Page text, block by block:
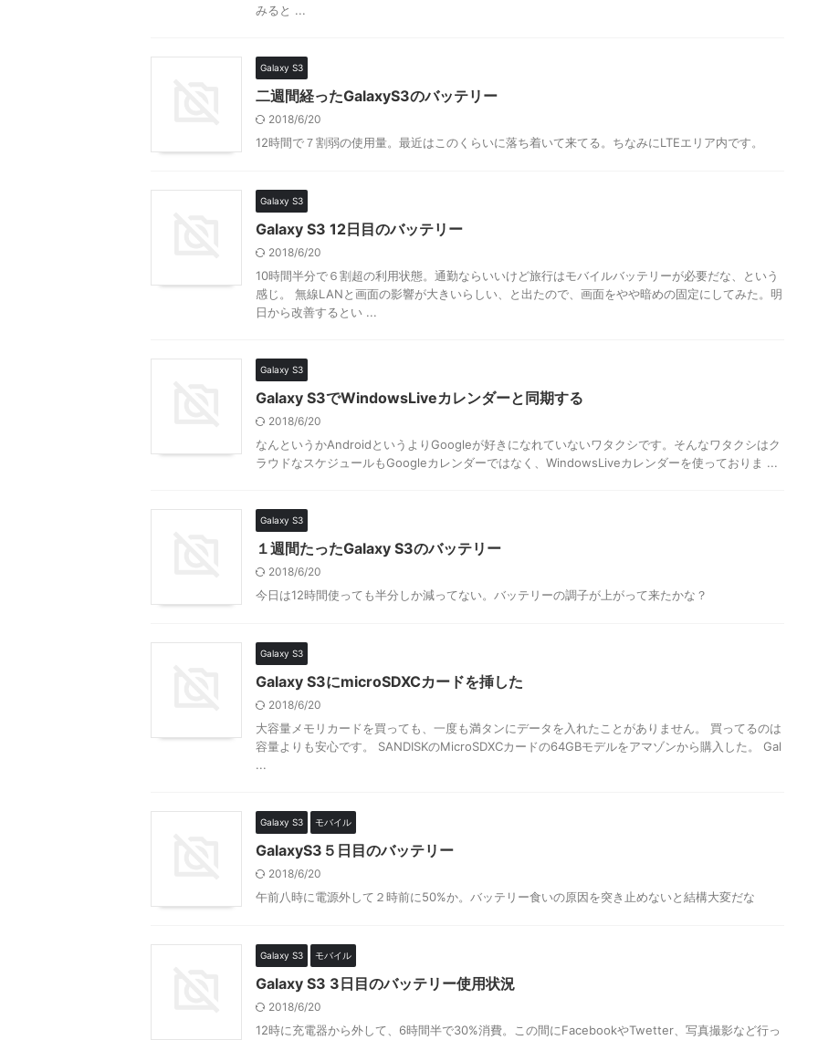
みると ...
Galaxy S3
二週間経ったGalaxyS3のバッテリー
2018/6/20
12時間で７割弱の使用量。最近はこのくらいに落ち着いて来てる。ちなみにLTEエリア内です。
Galaxy S3
Galaxy S3 12日目のバッテリー
2018/6/20
10時間半分で６割超の利用状態。通勤ならいいけど旅行はモバイルバッテリーが必要だな、という
感じ。 無線LANと画面の影響が大きいらしい、と出たので、画面をやや暗めの固定にしてみた。明
日から改善するとい ...
Galaxy S3
Galaxy S3でWindowsLiveカレンダーと同期する
2018/6/20
なんというかAndroidというよりGoogleが好きになれていないワタクシです。そんなワタクシはク
ラウドなスケジュールもGoogleカレンダーではなく、WindowsLiveカレンダーを使っておりま ...
Galaxy S3
１週間たったGalaxy S3のバッテリー
2018/6/20
今日は12時間使っても半分しか減ってない。バッテリーの調子が上がって来たかな？
Galaxy S3
Galaxy S3にmicroSDXCカードを挿した
2018/6/20
大容量メモリカードを買っても、一度も満タンにデータを入れたことがありません。 買ってるのは
容量よりも安心です。 SANDISKのMicroSDXCカードの64GBモデルをアマゾンから購入した。 Gal
...
Galaxy S3 モバイル
GalaxyS3５日目のバッテリー
2018/6/20
午前八時に電源外して２時前に50%か。バッテリー食いの原因を突き止めないと結構大変だな
Galaxy S3 モバイル
Galaxy S3 3日目のバッテリー使用状況
2018/6/20
12時に充電器から外して、6時間半で30%消費。この間にFacebookやTwetter、写真撮影など行っ